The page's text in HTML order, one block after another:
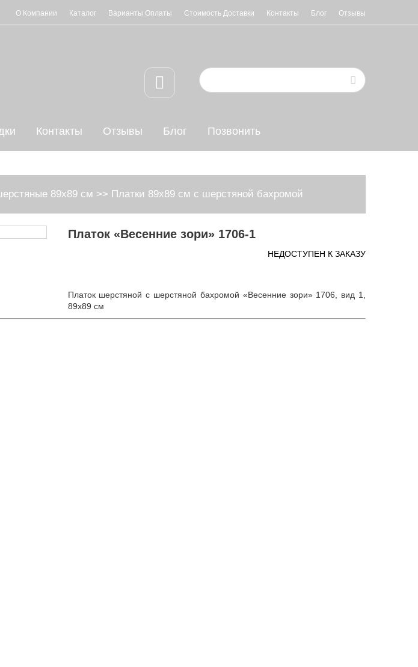
О Компании Каталог Варианты Оплаты Стоимость Доставки Контакты Блог Отзывы
Контакты Отзывы Блог Позвонить
89х89 см >> Платки 89х89 см с шерстяной бахромой
Платок «Весенние зори» 1706-1
НЕДОСТУПЕН К ЗАКАЗУ
Платок шерстяной с шерстяной бахромой «Весенние зори» 1706, вид 1,
89х89 см